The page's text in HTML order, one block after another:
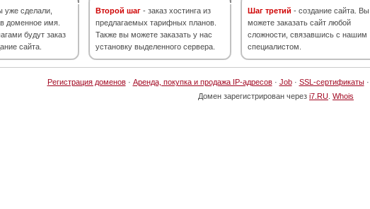
уже сделали,
доменное имя.
будут заказ
сайта.
Второй шаг - заказ хостинга из
предлагаемых тарифных планов.
Также вы можете заказать у нас
установку выделенного сервера.
Шаг третий - создание сайта. Вы
можете заказать сайт любой
сложности, связавшись с нашим
специалистом.
Регистрация доменов· Аренда, покупка и продажа IP-адресов· Job· SSL-сертификаты·
Домен зарегистрирован через i7.RU Whois